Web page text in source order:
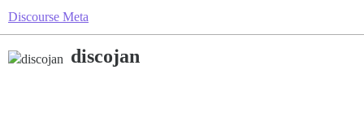
Discourse Meta
discojan